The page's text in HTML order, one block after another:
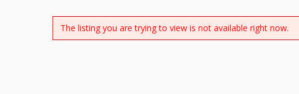
The listing you are trying to view is not available right now.